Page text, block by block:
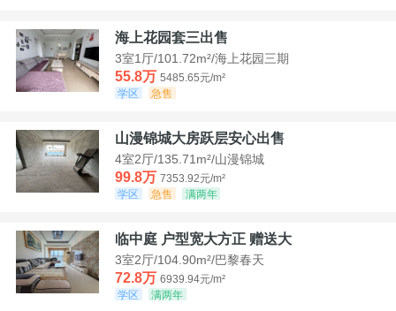
海上花园套三出售
3室1厅/101.72m²/海上花园三期
55.8万 5485.65元/m²
学区
急售
山漫锦城大房跃层安心出售
4室2厅/135.71m²/山漫锦城
99.8万 7353.92元/m²
学区
急售 满两年
临中庭 户型宽大方正 赠送大
3室2厅/104.90m²/巴黎春天
72.8万 6939.94元/m²
学区
满两年